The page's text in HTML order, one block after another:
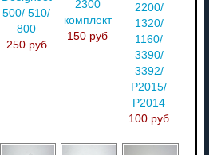
500/ 510/
800
250 руб
2300
комплект
150 руб
2200/
1320/
1160/
3390/
3392/
P2015/
P2014
100 руб